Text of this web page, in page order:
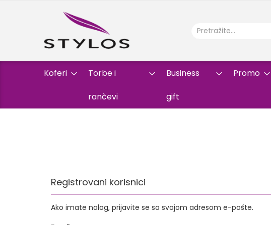
Koferi Torbe i
rančevi
Business
gift
Promo
Registrovani korisnici
Ako imate nalog, prijavite se sa svojom adresom e-pošte.